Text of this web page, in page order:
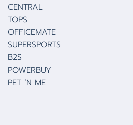
CENTRAL
TOPS
OFFICEMATE
SUPERSPORTS
B2S
POWERBUY
PET ‘N ME